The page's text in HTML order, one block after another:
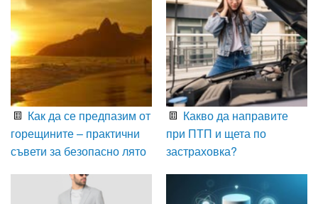
Как да се предпазим от
горещините – практични
съвети за безопасно лято
Какво да направите
при ПТП и щета по
застраховка?